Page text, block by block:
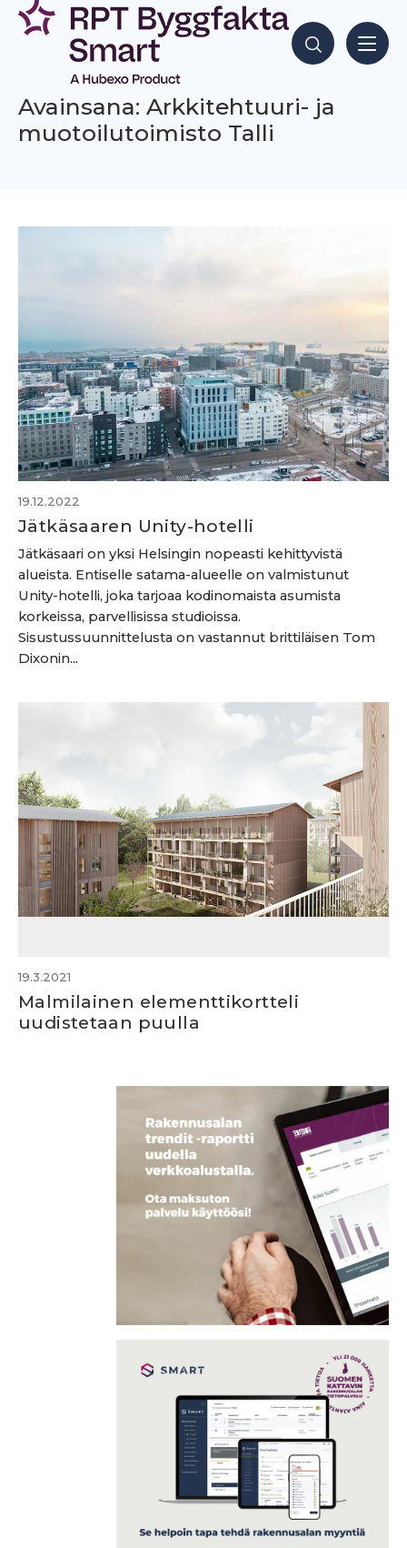
Siirry
sisältöön
Hae sisältöjä
Avainsana: Arkkitehtuuri- ja
muotoilutoimisto Talli
19.12.2022
Jätkäsaaren Unity-hotelli
Jätkäsaari on yksi Helsingin nopeasti kehittyvistä
alueista. Entiselle satama-alueelle on valmistunut
Unity-hotelli, joka tarjoaa kodinomaista asumista
korkeissa, parvellisissa studioissa.
Sisustussuunnittelusta on vastannut brittiläisen Tom
Dixonin...
19.3.2021
Malmilainen elementtikortteli
uudistetaan puulla